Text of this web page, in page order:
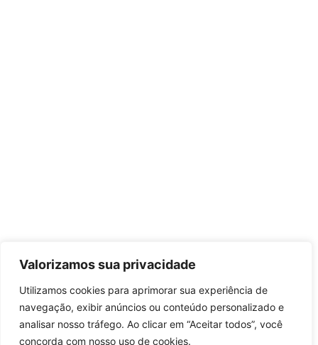
Valorizamos sua privacidade
Utilizamos cookies para aprimorar sua experiência de
navegação, exibir anúncios ou conteúdo personalizado e
analisar nosso tráfego. Ao clicar em “Aceitar todos”, você
concorda com nosso uso de cookies.